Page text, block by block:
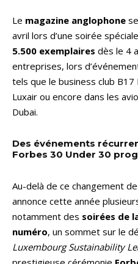
Le magazine anglophone
avril lors d’une soirée
5.500 exemplaires dès le 4
entreprises, lors
tels que le business club
Luxair ou encore dans les
Dubai.
Des événements
Forbes 30 Under 30
Au-delà de ce changement
annonce cette année
notamment des soirées de
numéro, un sommet sur le
Luxembourg Sustainability